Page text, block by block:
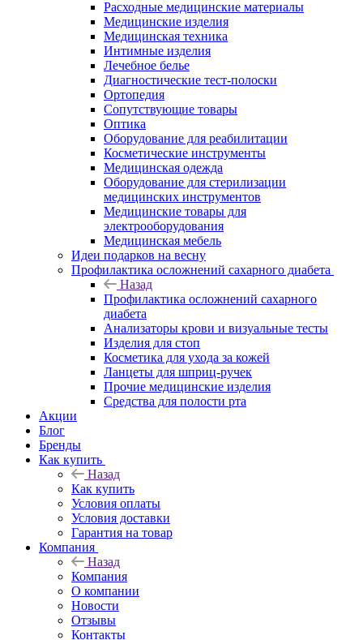
Расходные медицинские материалы
Медицинские изделия
Медицинская техника
Интимные изделия
Лечебное белье
Диагностические тест-полоски
Ортопедия
Сопутствующие товары
Оптика
Оборудование для реабилитации
Косметические инструменты
Медицинская одежда
Оборудование для стерилизации
медицинских инструментов
Медицинские товары для
электрооборудования
Медицинская мебель
Идеи подарков на весну
Профилактика осложнений сахарного диабета
Назад
Профилактика осложнений сахарного
диабета
Анализаторы крови и визуальные тесты
Изделия для стоп
Косметика для ухода за кожей
Ланцеты для шприц-ручек
Прочие медицинские изделия
Средства для полости рта
Акции
Блог
Бренды
Как купить
Назад
Как купить
Условия оплаты
Условия доставки
Гарантия на товар
Компания
Назад
Компания
О компании
Новости
Отзывы
Контакты